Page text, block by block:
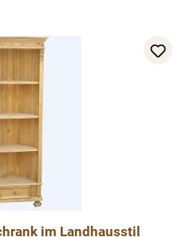
im Landhausstil